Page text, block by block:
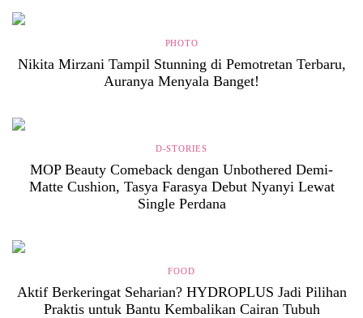
PHOTO
Nikita Mirzani Tampil Stunning di Pemotretan Terbaru,
Auranya Menyala Banget!
D-STORIES
MOP Beauty Comeback dengan Unbothered Demi-
Matte Cushion, Tasya Farasya Debut Nyanyi Lewat
Single Perdana
FOOD
Aktif Berkeringat Seharian? HYDROPLUS Jadi Pilihan
Praktis untuk Bantu Kembalikan Cairan Tubuh